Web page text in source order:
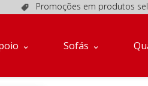
em produtos
Sofás